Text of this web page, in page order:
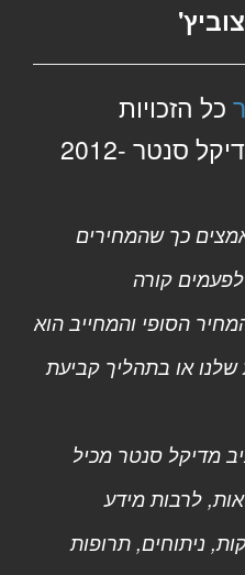
כל הזכויות
שמורות לתל אביב מדיקל סנטר 2012-
כך שהמחירים
קורה
הסופי והמחייב הוא
שלנו או בתהליך קביעת
מדיקל סנטר מכיל
לרבות מידע
ניתוחים, תרופות